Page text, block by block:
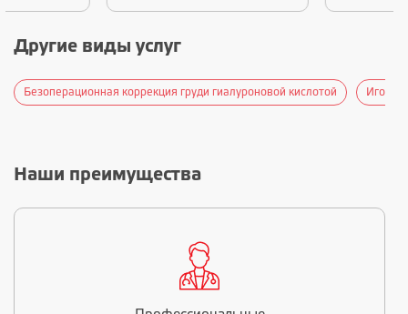
Другие виды услуг
Безоперационная коррекция груди гиалуроновой кислотой
Наши преимущества